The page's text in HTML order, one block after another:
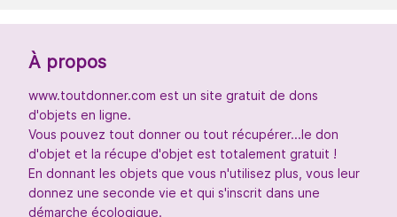
À propos
www.toutdonner.com est un site gratuit de dons
d'objets en ligne.
Vous pouvez tout donner ou tout récupérer...le don
d'objet et la récupe d'objet est totalement gratuit !
En donnant les objets que vous n'utilisez plus, vous leur
donnez une seconde vie et qui s'inscrit dans une
démarche écologique.